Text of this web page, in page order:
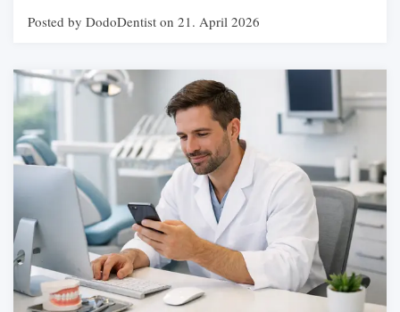
Posted by DodoDentist on 21. April 2026